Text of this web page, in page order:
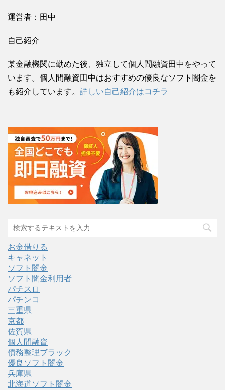
運営者：田中
自己紹介
某金融機関に勤めた後、独立して個人間融資田中をやって
います。個人間融資田中はおすすめの優良なソフト闇金を
も紹介しています。 詳しい自己紹介はコチラ
お金借りる
キャネット
ソフト闇金
ソフト闇金利用者
パチスロ
パチンコ
三重県
京都
佐賀県
個人間融資
債務整理ブラック
優良ソフト闇金
兵庫県
北海道ソフト闇金